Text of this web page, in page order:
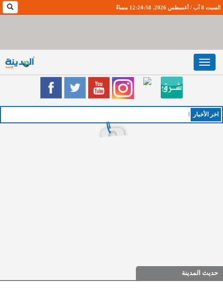
السبت 8 آب / أغسطس 2026. 12:24:58 مساءً
Toggle
navigation
اخر اﻷخبار
حديث المدينة